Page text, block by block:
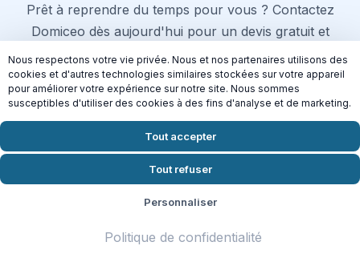
Prêt à reprendre du temps pour vous ? Contactez
Domiceo dès aujourd'hui pour un devis gratuit et
sans engagement à Vaucresson.
Demander mon devis en 2 min
Crédit d'impôt 50% | Disponible
autres services
Nous respectons votre vie privée. Nous et nos partenaires utilisons des
cookies et d'autres technologies similaires stockées sur votre appareil
pour améliorer votre expérience sur notre site. Nous sommes
susceptibles d'utiliser des cookies à des fins d'analyse et de marketing.
Tout accepter
Tout refuser
Personnaliser
Politique de confidentialité